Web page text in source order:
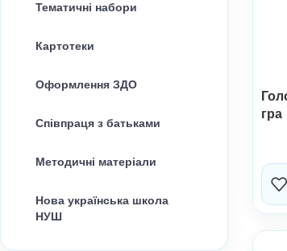
Тематичні набори
Картотеки
Оформлення ЗДО
Співпраця з батьками
Методичні матеріали
Нова українська школа
НУШ
гра